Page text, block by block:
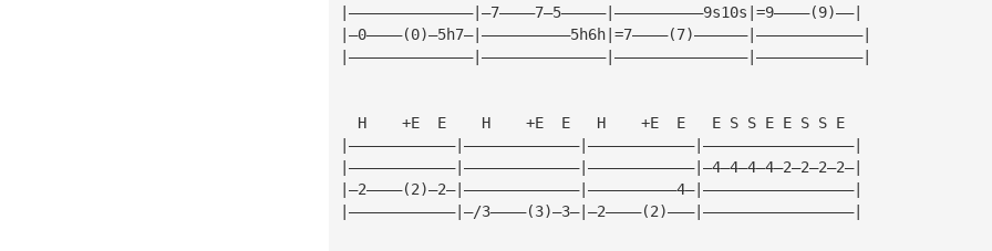
|——————————————|—7————7—5—————|——————————9s10s|=9————(9)——|
|—0————(0)—5h7—|——————————5h6h|=7————(7)——————|————————————|
|——————————————|——————————————|———————————————|————————————|
  H    +E  E    H    +E  E   H    +E  E   E S S E E S S E
|————————————|—————————————|————————————|—————————————————|
|————————————|—————————————|————————————|—4—4—4—4—2—2—2—2—|
|—2————(2)—2—|—————————————|——————————4—|—————————————————|
|————————————|—/3————(3)—3—|—2————(2)———|—————————————————|